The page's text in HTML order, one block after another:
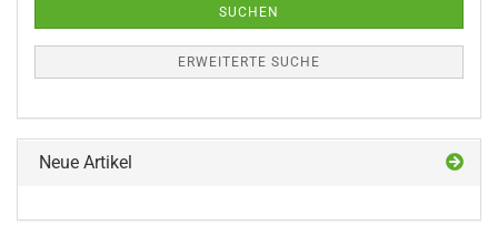
SUCHEN
ERWEITERTE SUCHE
Neue Artikel